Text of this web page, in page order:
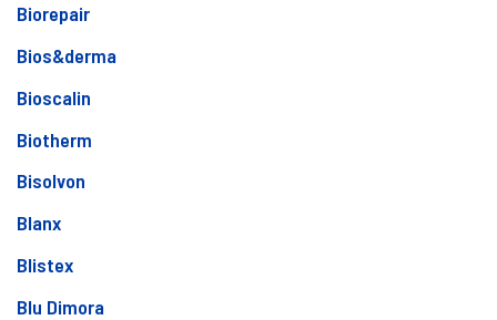
Biorepair
Bios&derma
Bioscalin
Biotherm
Bisolvon
Blanx
Blistex
Blu Dimora